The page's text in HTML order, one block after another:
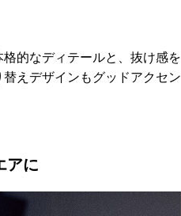
的なディテールと、抜け感を
えデザインもグッドアクセン
アに